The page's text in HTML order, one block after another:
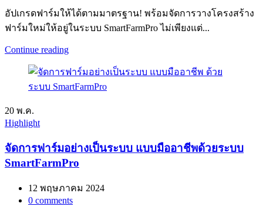
อัปเกรดฟาร์มให้ได้ตามมาตรฐาน! พร้อมจัดการวางโครงสร้าง
ฟาร์มใหม่ให้อยู่ในระบบ SmartFarmPro ไม่เพียงแต่...
Continue reading
20 พ.ค.
Highlight
จัดการฟาร์มอย่างเป็นระบบ แบบมืออาชีพด้วยระบบ
SmartFarmPro
12 พฤษภาคม 2024
0 comments